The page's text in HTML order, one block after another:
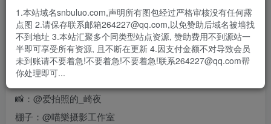
- 资源失效/充值未到账/账号解禁...等问题请《提交工单》
#柴郡##碧蓝航线#
亲爱的， 被柴郡迷到目不转睛了吗
喜欢就多看看～
📸：@爱拍照的_崎夜
棚子：@喵樂摄影工作室
1.本站域名snbuluo.com,声明所有图包经过严格审核没有任何露
点图 2.请保存联系邮箱264227@qq.com,以免赞助后域名被墙找
不到地址 3.本站汇聚多个同类型站点资源, 赞助费用不到源站一
半即可享受所有资源, 且不断在更新 4.因支付金额不对导致会员
未到账请不要着急!不要着急!不要着急!联系264227@qq.com帮
你处理即可...